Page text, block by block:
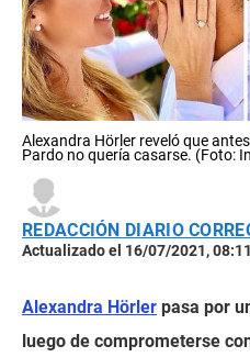
Alexandra Hörler reveló que
Pardo no quería casarse. (Foto:
REDACCIÓN DIARIO
Actualizado el 16/07/2021,
Alexandra Hörler pasa por
luego de comprometerse